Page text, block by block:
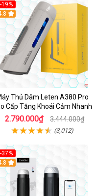
-19%
Thủ Dâm Leten A380 Pro
Cấp Tăng Khoái Cảm Nhanh
2.790.000₫ 3.444.000₫
(3,012)
-37%